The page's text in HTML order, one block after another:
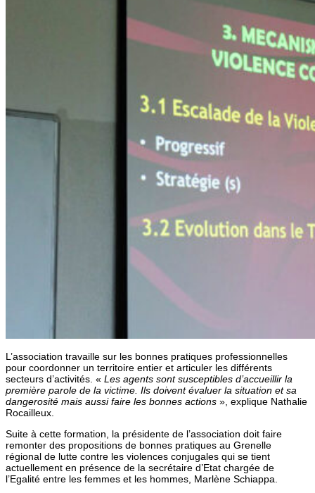
L’association travaille sur les bonnes pratiques professionnelles
pour coordonner un territoire entier et articuler les différents
secteurs d’activités. « Les agents sont susceptibles d’accueillir la
première parole de la victime. Ils doivent évaluer la situation et sa
dangerosité mais aussi faire les bonnes actions », explique Nathalie
Rocailleux.
Suite à cette formation, la présidente de l’association doit faire
remonter des propositions de bonnes pratiques au Grenelle
régional de lutte contre les violences conjugales qui se tient
actuellement en présence de la secrétaire d’Etat chargée de
l’Egalité entre les femmes et les hommes, Marlène Schiappa.